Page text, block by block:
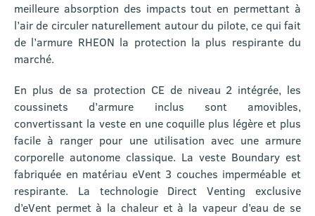
meilleure absorption des impacts tout en permettant à
l’air de circuler naturellement autour du pilote, ce qui fait
de l’armure RHEON la protection la plus respirante du
marché.
En plus de sa protection CE de niveau 2 intégrée, les
coussinets d’armure inclus sont amovibles,
convertissant la veste en une coquille plus légère et plus
facile à ranger pour une utilisation avec une armure
corporelle autonome classique. La veste Boundary est
fabriquée en matériau eVent 3 couches imperméable et
respirante. La technologie Direct Venting exclusive
d’eVent permet à la chaleur et à la vapeur d’eau de se